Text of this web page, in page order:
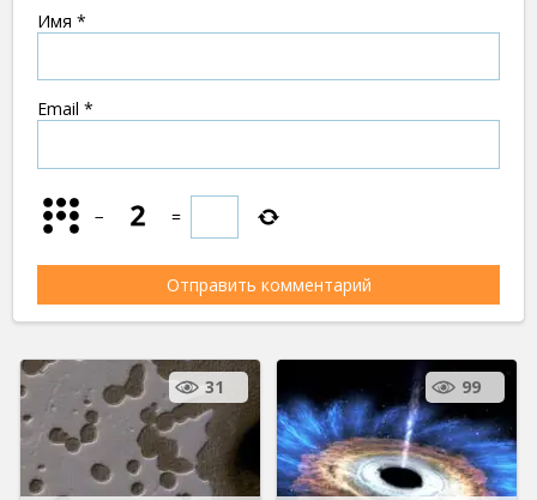
Имя *
Email *
− =
31 99